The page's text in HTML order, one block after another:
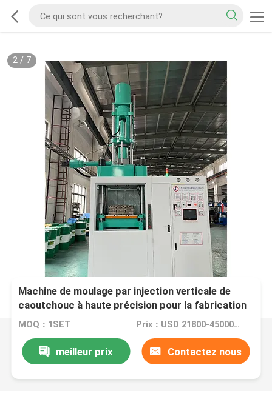
2/ 7
Machine de moulage par injection verticale de
caoutchouc à haute précision pour la fabrication
de produits en caoutchouc
MOQ：1SET Prix：USD 21800-45000/set
meilleur prix Contactez nous